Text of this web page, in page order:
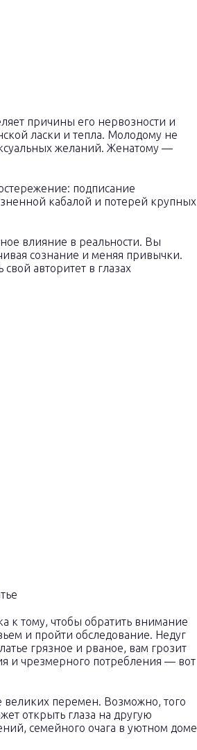
причины его нервозности и
ласки и тепла. Молодому не
желаний. Женатому —
подписание
кабалой и потерей крупных
влияние в реальности. Вы
сознание и меняя привычки.
авторитет в глазах
к тому, чтобы обратить внимание
и пройти обследование. Недуг
грязное и рваное, вам грозит
и чрезмерного потребления — вот
перемен. Возможно, того
открыть глаза на другую
семейного очага в уютном доме